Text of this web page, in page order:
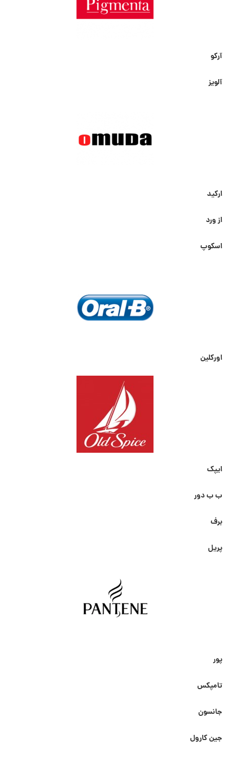
آرکو
آلویز
ارکید
از ورد
اسکوپ
اورکلین
ایپک
ب ب دور
برف
پریل
پور
تامپکس
جانسون
جین کارول